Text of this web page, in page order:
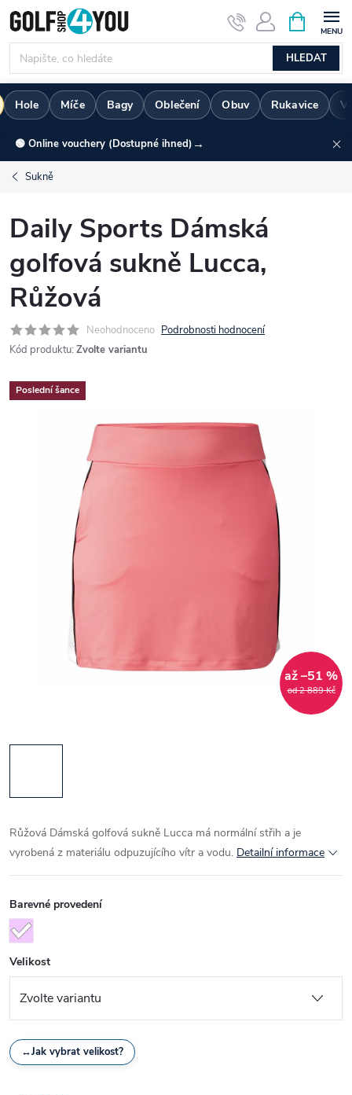
Přejít
na
obsah
HLEDAT
NÁKUPNÍ
KOŠÍK
Hole Míče Bagy Oblečení Obuv Rukavice
🟢 Online vouchery (Dostupné ihned) →
Sukně
Daily Sports Dámská
golfová sukně Lucca,
Růžová
Neohodnoceno Podrobnosti hodnocení
Kód produktu: Zvolte variantu
Poslední šance
od 2 889 Kč
až –51 %
Růžová Dámská golfová sukně Lucca má normální střih a je
vyrobená z materiálu odpuzujícího vítr a vodu. Detailní informace
Barevné provedení
Velikost
↔Jak vybrat velikost?